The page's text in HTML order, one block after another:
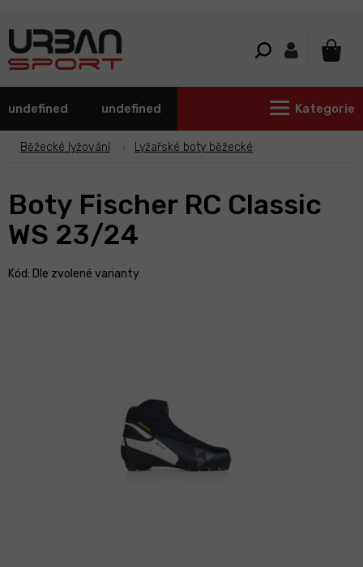
undefined undefined Kategorie
Běžecké lyžování Lyžařské boty běžecké
Boty Fischer RC Classic
WS 23/24
Kód: Dle zvolené varianty